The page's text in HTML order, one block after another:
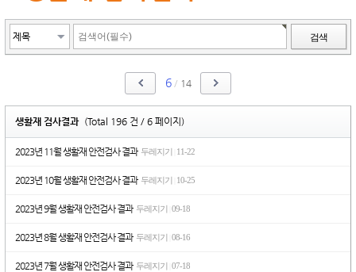
검색
6 / 14
생활재 검사결과 (Total 196 건 / 6 페이지)
2023년 11월 생활재 안전검사 결과 두레지기 11-22
2023년 10월 생활재 안전검사 결과 두레지기 10-25
2023년 9월 생활재 안전검사 결과 두레지기 09-18
2023년 8월 생활재 안전검사 결과 두레지기 08-16
2023년 7월 생활재 안전검사 결과 두레지기 07-18